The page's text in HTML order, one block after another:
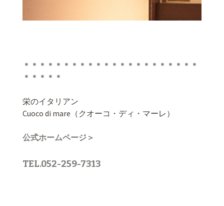
＊＊＊＊＊＊＊＊＊＊＊＊＊＊＊＊＊＊＊＊＊＊
＊＊＊＊＊
栄のイタリアン
Cuoco di mare（クオーコ・ディ・マーレ）
公式ホームページ＞
TEL.052-259-7313